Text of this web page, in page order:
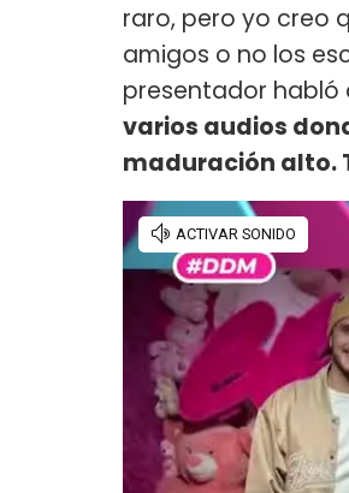
raro, pero yo creo
amigos o no los
presentador habló
varios audios
maduración alto.